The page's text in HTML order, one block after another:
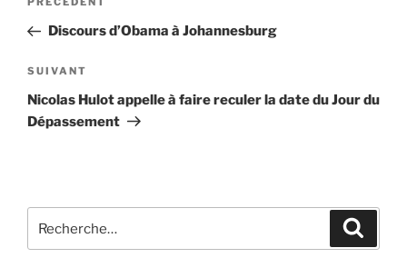
l’article
Article
précédent
Discours d’Obama à Johannesburg
Article
suivant
SUIVANT
Nicolas Hulot appelle à faire reculer la date du Jour du
Dépassement
pour